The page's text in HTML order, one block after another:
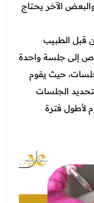
الآخر يحتاج
الطبيب
إلى جلسة واحدة
حيث يقوم
الجلسات
لأطول فترة